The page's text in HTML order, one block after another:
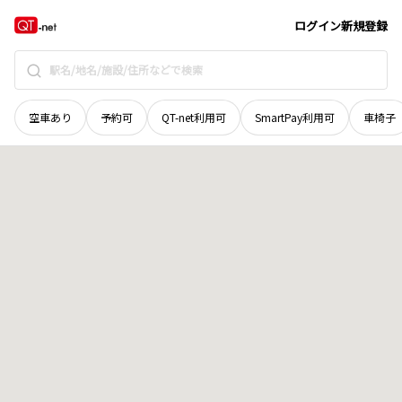
ログイン新規登録
空車あり 予約可 QT-net利用可 SmartPay利用可 車椅子
北海道